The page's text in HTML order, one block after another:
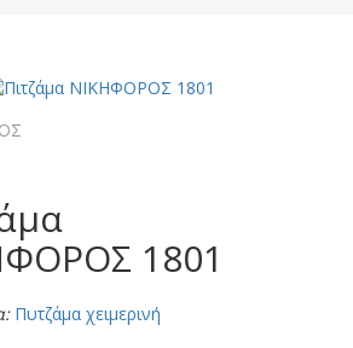
1801
Πυτζάμα χειμερινή